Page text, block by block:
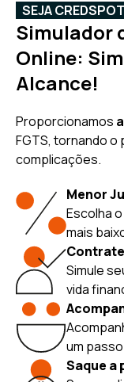
SEJA CREDSPOT
Simulador
Online:
Alcance!
Proporcionamos
FGTS, tornando
complicações.
Menor
Escolha
mais
Simule
vida
um
Saque a